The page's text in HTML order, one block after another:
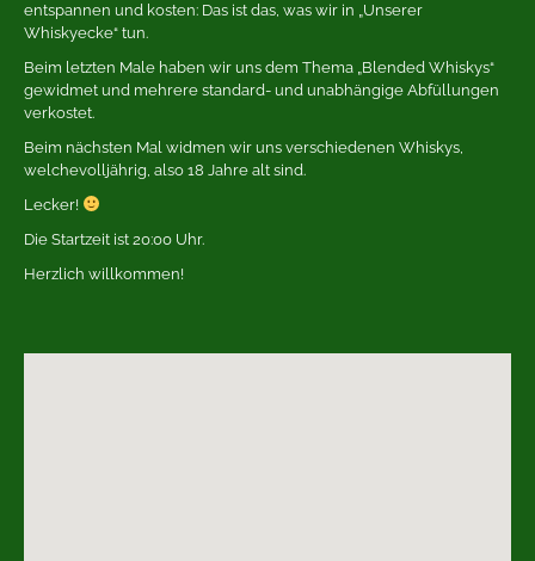
entspannen und kosten: Das ist das, was wir in „Unserer
Whiskyecke“ tun.
Beim letzten Male haben wir uns dem Thema „Blended Whiskys“
gewidmet und mehrere standard- und unabhängige Abfüllungen
verkostet.
Beim nächsten Mal widmen wir uns verschiedenen Whiskys,
welchevolljährig, also 18 Jahre alt sind.
Lecker!
Die Startzeit ist 20:00 Uhr.
Herzlich willkommen!